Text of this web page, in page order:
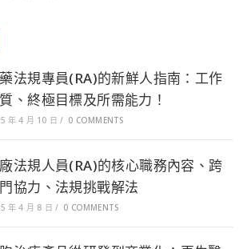
法規專員(RA)的新鮮人指南：工作
、終極目標及所需能力！
年 4 月 10 日 / 0 COMMENTS
法規人員(RA)的核心職務內容、跨
協力、法規挑戰解法
年 4 月 8 日 / 0 COMMENTS